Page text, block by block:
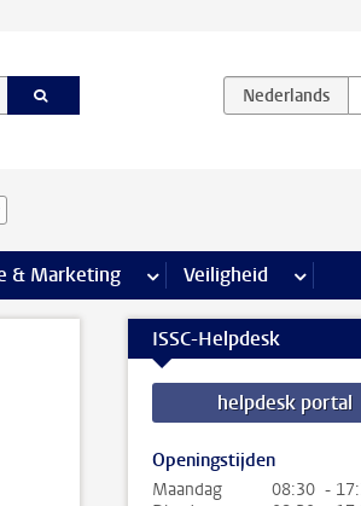
& Marketing meer Communicatie &
Veiligheid meer
ISSC-Helpdesk
helpdesk portal
Openingstijden
Maandag
08:30 -